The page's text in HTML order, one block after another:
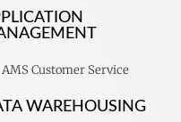
AMS Customer Service
WAREHOUSING